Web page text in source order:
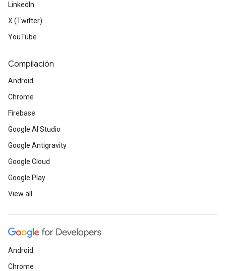
LinkedIn
X (Twitter)
YouTube
Compilación
Android
Chrome
Firebase
Google AI Studio
Google Antigravity
Google Cloud
Google Play
View all
Android
Chrome